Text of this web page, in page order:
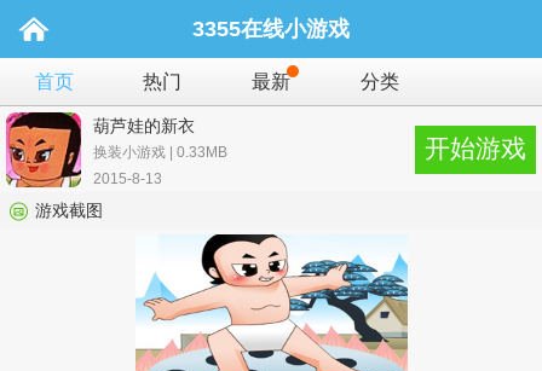
3355在线小游戏
首页 热门 最新 分类
葫芦娃的新衣
换装小游戏 | 0.33MB
2015-8-13
开始游戏
游戏截图